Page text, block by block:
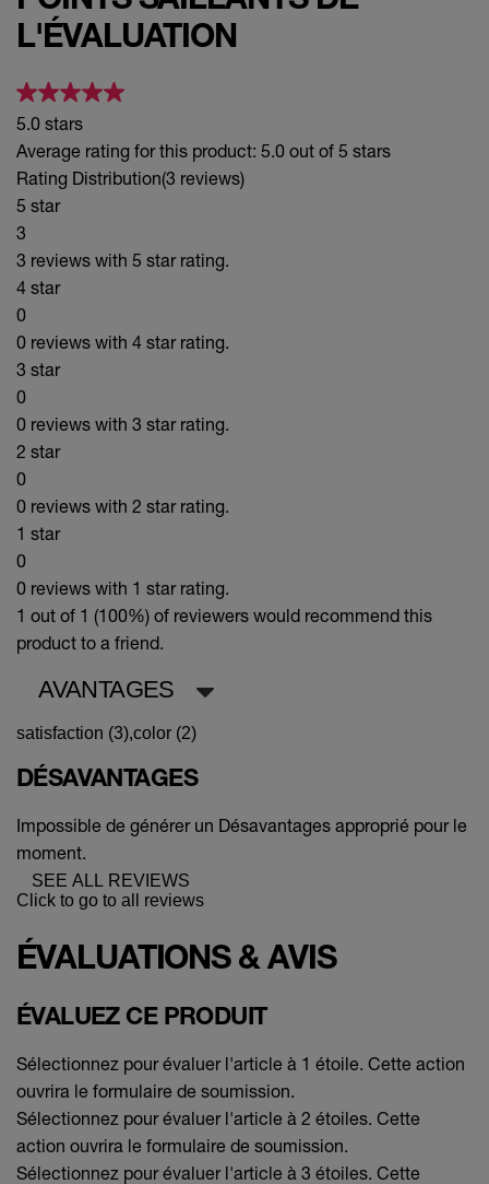
L'ÉVALUATION
5.0 stars
Average rating for this product: 5.0 out of 5 stars
Rating Distribution(3 reviews)
5 star
3
3 reviews with 5 star rating.
4 star
0
0 reviews with 4 star rating.
3 star
0
0 reviews with 3 star rating.
2 star
0
0 reviews with 2 star rating.
1 star
0
0 reviews with 1 star rating.
1 out of 1 (100%) of reviewers would recommend this
product to a friend.
AVANTAGES
satisfaction (3),color (2)
DÉSAVANTAGES
Impossible de générer un Désavantages approprié pour le
moment.
SEE ALL REVIEWS
Click to go to all reviews
ÉVALUATIONS & AVIS
ÉVALUEZ CE PRODUIT
Sélectionnez pour évaluer l'article à 1 étoile. Cette action
ouvrira le formulaire de soumission.
Sélectionnez pour évaluer l'article à 2 étoiles. Cette
action ouvrira le formulaire de soumission.
Sélectionnez pour évaluer l'article à 3 étoiles. Cette